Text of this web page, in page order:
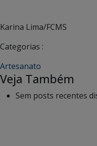
Karina Lima/FCMS
Categorias :
Artesanato
Veja Também
Sem posts recentes